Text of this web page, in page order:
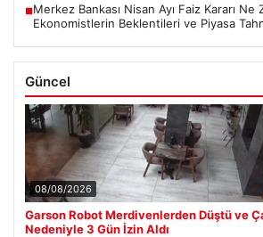
■Merkez Bankası Nisan Ayı Faiz Kararı Ne
Ekonomistlerin Beklentileri ve Piyasa
Güncel
08/08/2026
Garson Robot Merdivenlerden Düştü ve
Nedeniyle 3 Gün İzin Aldı